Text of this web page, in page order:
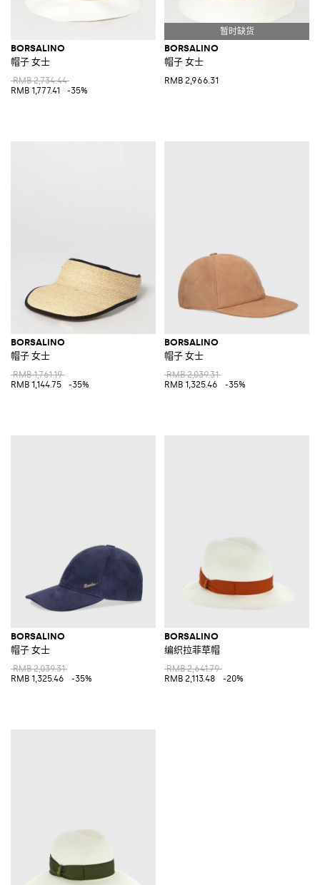
BORSALINO
帽子 女士
RMB 2,734.44
RMB 1,777.41
-35%
BORSALINO
帽子 女士
RMB 2,966.31
BORSALINO
帽子 女士
RMB 1,761.19
RMB 1,144.75
-35%
BORSALINO
帽子 女士
RMB 2,039.31
RMB 1,325.46
-35%
BORSALINO
帽子 女士
RMB 2,039.31
RMB 1,325.46
-35%
BORSALINO
编织拉菲草帽
RMB 2,641.79
RMB 2,113.48
-20%